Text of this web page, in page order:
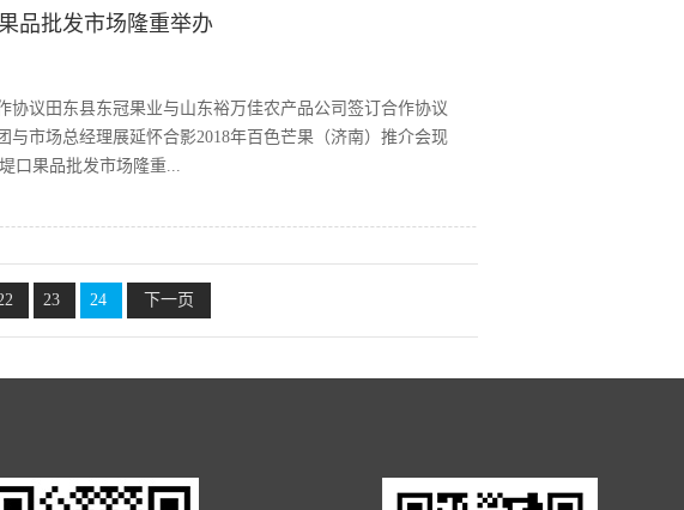
，切实履行财务服务与监督职能，为企业和谐、稳定发展
品批发市场隆重举办
协议田东县东冠果业与山东裕万佳农产品公司签订合作协议
市场总经理展延怀合影2018年百色芒果（济南）推介会现
口果品批发市场隆重...
延怀及百色市相关领导出席活动并致辞。 会上，百色市
、济南供销双方均就促进百色芒果与济南市场的产销对接
批发市场，田东县东冠果业与山东裕万佳农产品公司分别
23 24 下一页